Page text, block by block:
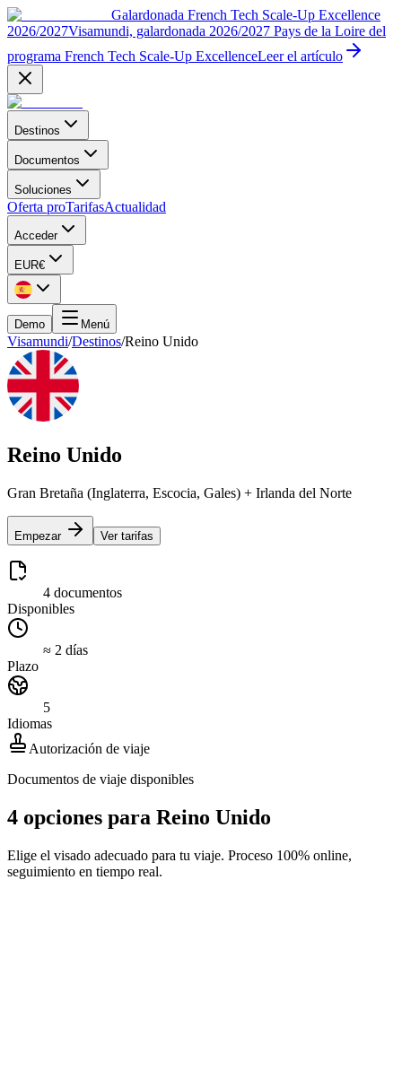
Galardonada French Tech Scale-Up Excellence
2026/2027Visamundi, galardonada 2026/2027 Pays de la Loire del
programa French Tech Scale-Up ExcellenceLeer el artículo
Destinos
Documentos
Soluciones
Oferta proTarifasActualidad
Acceder
EUR€
Demo Menú
Visamundi/Destinos/Reino Unido
Reino Unido
Gran Bretaña (Inglaterra, Escocia, Gales) + Irlanda del Norte
Empezar Ver tarifas
4 documentos
Disponibles
≈ 2 días
Plazo
5
Idiomas
Autorización de viaje
Documentos de viaje disponibles
4 opciones para Reino Unido
Elige el visado adecuado para tu viaje. Proceso 100% online,
seguimiento en tiempo real.